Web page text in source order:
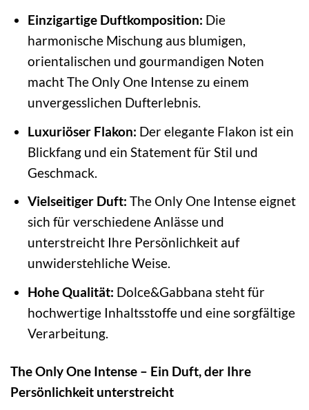
Einzigartige Duftkomposition: Die
harmonische Mischung aus blumigen,
orientalischen und gourmandigen Noten
macht The Only One Intense zu einem
unvergesslichen Dufterlebnis.
Luxuriöser Flakon: Der elegante Flakon ist ein
Blickfang und ein Statement für Stil und
Geschmack.
Vielseitiger Duft: The Only One Intense eignet
sich für verschiedene Anlässe und
unterstreicht Ihre Persönlichkeit auf
unwiderstehliche Weise.
Hohe Qualität: Dolce&Gabbana steht für
hochwertige Inhaltsstoffe und eine sorgfältige
Verarbeitung.
The Only One Intense – Ein Duft, der Ihre
Persönlichkeit unterstreicht